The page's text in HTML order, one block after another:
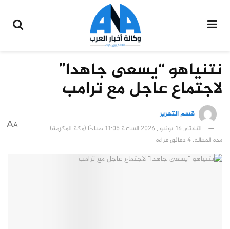
نتنياهو “يسعى جاهدا”
لاجتماع عاجل مع ترامب
قسم التحرير
الثلاثاء, 16 يونيو , 2026 الساعة 11:05 صباحًا (مكة المكرمة)
مدة المقالة: 4 دقائق قراءة
A
A